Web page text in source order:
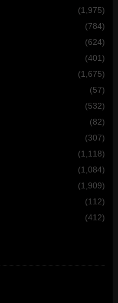
(1,975)
(784)
(624)
(401)
(1,675)
(57)
(532)
(82)
(307)
(1,118)
(1,084)
(1,909)
(112)
(412)